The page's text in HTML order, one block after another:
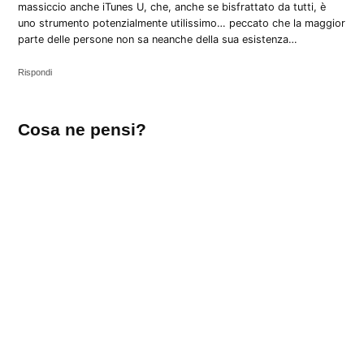
massiccio anche iTunes U, che, anche se bisfrattato da tutti, è
uno strumento potenzialmente utilissimo… peccato che la maggior
parte delle persone non sa neanche della sua esistenza…
Rispondi
un
Cosa ne pensi?